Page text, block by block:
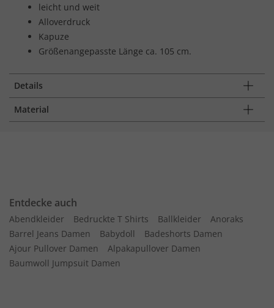
leicht und weit
Alloverdruck
Kapuze
Größenangepasste Länge ca. 105 cm.
Details
Material
Entdecke auch
Abendkleider Bedruckte T Shirts Ballkleider
Anoraks
Barrel Jeans Damen
Babydoll
Badeshorts Damen
Ajour Pullover Damen
Alpakapullover Damen
Baumwoll Jumpsuit Damen